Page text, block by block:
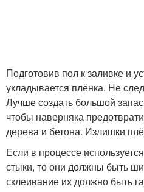
Подготовив пол к заливке и
укладывается плёнка. Не
Лучше создать большой
чтобы наверняка
дерева и бетона. Излишки
Если в процессе
стыки, то они должны быть
склеивание их должно быть